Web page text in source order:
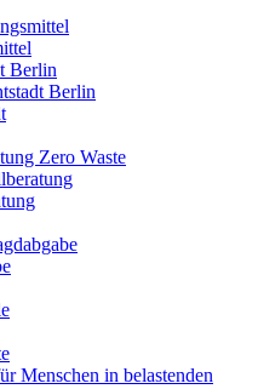
Berlin
Berlin
Zero Waste
Menschen in belastenden